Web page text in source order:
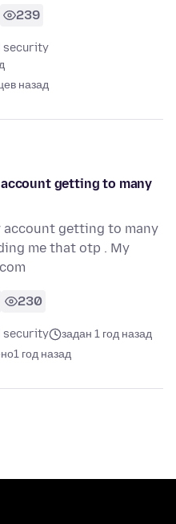
239
security
назад
getting to many
account getting to many
me that otp . My
230
security
задан 1 год назад
1 год назад